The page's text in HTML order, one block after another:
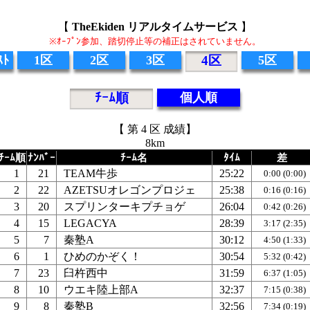
【 TheEkiden リアルタイムサービス 】
※ｵｰﾌﾟﾝ参加、踏切停止等の補正はされていません。
ﾄ 1区 2区 3区 4区 5区
ﾁｰﾑ順 個人順
【 第 4 区 成績】
8km
ｰﾑ順 ﾅﾝﾊﾞｰ ﾁｰﾑ名 ﾀｲﾑ 差
1 21 TEAM牛歩 25:22 0:00 (0:00)
2 22 AZETSUオレゴンプロジェ 25:38 0:16 (0:16)
3 20 スプリンターキプチョゲ 26:04 0:42 (0:26)
4 15 LEGACYA 28:39 3:17 (2:35)
5 7 秦塾A 30:12 4:50 (1:33)
6 1 ひめのかぞく！ 30:54 5:32 (0:42)
7 23 臼杵西中 31:59 6:37 (1:05)
8 10 ウエキ陸上部A 32:37 7:15 (0:38)
9 8 秦塾B 32:56 7:34 (0:19)